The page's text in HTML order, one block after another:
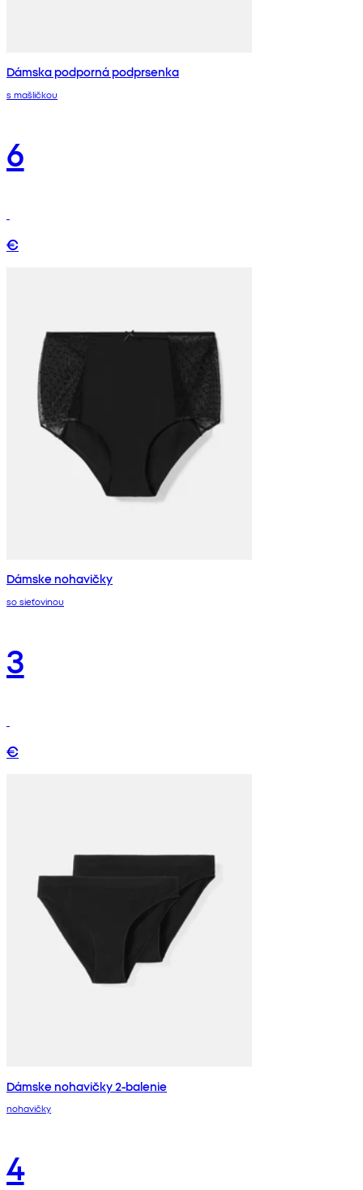
Dámska podporná podprsenka
s mašličkou
6
€
Dámske nohavičky
so sieťovinou
3
€
Dámske nohavičky 2-balenie
nohavičky
4